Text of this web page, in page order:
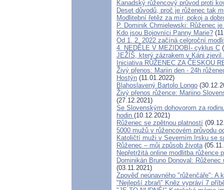
Kanadský růžencový průvod proti
Deset důvodů, proč je růženec tak
Modlitební řetěz za mír, pokoj a
P. Dominik Chmielewski: Růženec
Kdo jsou Bojovníci Panny Marie?
Od 1. 2. 2022 začíná celoroční
4. NEDĚLE V MEZIDOBÍ- cyklus C
JEŽÍŠ, který zázrakem v Káni
Iniciativa RŮŽENEC ZA ČESKOU
Živý přenos: Mariin den - 24h
Hostýn (11.01.2022)
Blahoslavený Bartolo Longo
Živý přenos růžence: Mariino
(27.12.2021)
Se Slovenským dohovorom za
hodin (10.12.2021)
Růženec se zpětnou platností
5000 mužů v růžencovém průvodu
Katoličtí muži v Severním Irsku se
Růženec – můj způsob života
Nepřetržitá online modlitba růžence
Dominikán Bruno Donoval:
(03.11.2021)
Zpověď neúnavného "růženčáře": A
"Nejlepší zbraň" Kněz vypráví 7